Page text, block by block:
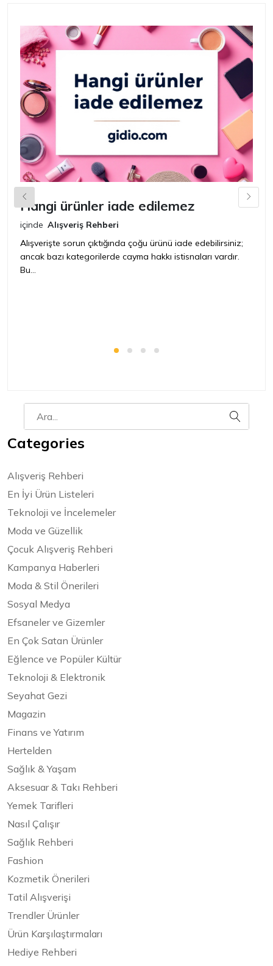
Hangi ürünler iade edilemez
içinde Alışveriş Rehberi
Alışverişte sorun çıktığında çoğu ürünü iade edebilirsiniz;
ancak bazı kategorilerde cayma hakkı istisnaları vardır.
Bu...
Categories
Alışveriş Rehberi
En İyi Ürün Listeleri
Teknoloji ve İncelemeler
Moda ve Güzellik
Çocuk Alışveriş Rehberi
Kampanya Haberleri
Moda & Stil Önerileri
Sosyal Medya
Efsaneler ve Gizemler
En Çok Satan Ürünler
Eğlence ve Popüler Kültür
Teknoloji & Elektronik
Seyahat Gezi
Magazin
Finans ve Yatırım
Hertelden
Sağlık & Yaşam
Aksesuar & Takı Rehberi
Yemek Tarifleri
Nasıl Çalışır
Sağlık Rehberi
Fashion
Kozmetik Önerileri
Tatil Alışverişi
Trendler Ürünler
Ürün Karşılaştırmaları
Hediye Rehberi